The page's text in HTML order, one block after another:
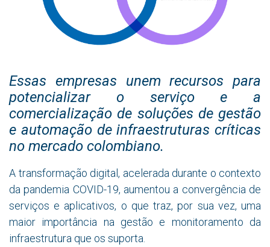
Essas empresas unem recursos para
potencializar o serviço e a
comercialização de soluções de gestão
e automação de infraestruturas críticas
no mercado colombiano.
A transformação digital, acelerada durante o contexto
da pandemia COVID-19, aumentou a convergência de
serviços e aplicativos, o que traz, por sua vez, uma
maior importância na gestão e monitoramento da
infraestrutura que os suporta.